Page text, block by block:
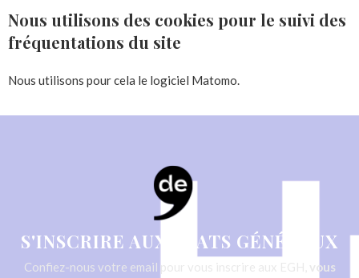
Nous utilisons des cookies pour le suivi des
fréquentations du site
Nous utilisons pour cela le logiciel Matomo.
S'INSCRIRE AUX ÉTATS GÉNÉRAUX
Confiez-nous votre email pour vous inscrire aux EGH,
vous